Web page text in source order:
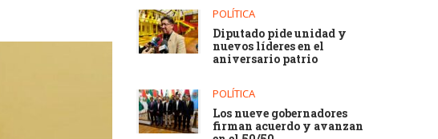
POLÍTICA
Diputado pide unidad y
nuevos líderes en el
aniversario patrio
POLÍTICA
Los nueve gobernadores
firman acuerdo y avanzan